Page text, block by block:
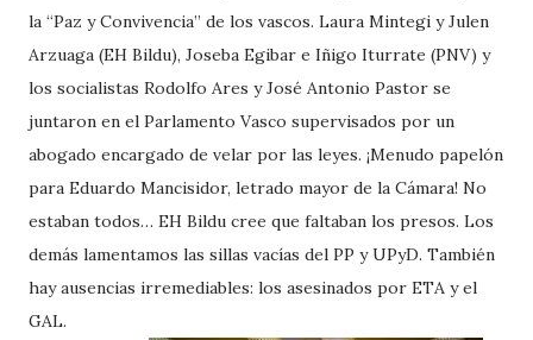
la “Paz y Convivencia” de los vascos. Laura Mintegi y Julen
Arzuaga (EH Bildu), Joseba Egibar e Iñigo Iturrate (PNV) y
los socialistas Rodolfo Ares y José Antonio Pastor se
juntaron en el Parlamento Vasco supervisados por un
abogado encargado de velar por las leyes. ¡Menudo papelón
para Eduardo Mancisidor, letrado mayor de la Cámara! No
estaban todos… EH Bildu cree que faltaban los presos. Los
demás lamentamos las sillas vacías del PP y UPyD. También
hay ausencias irremediables: los asesinados por ETA y el
GAL.